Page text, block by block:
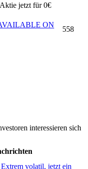
Aktie jetzt für 0€
ON
558
interessieren sich
volatil, jetzt ein